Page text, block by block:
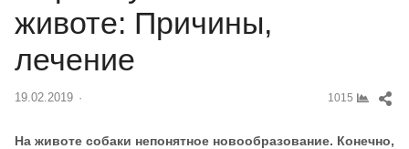
животе: Причины,
лечение
19.02.2019 1015
На животе собаки непонятное новообразование. Конечно,